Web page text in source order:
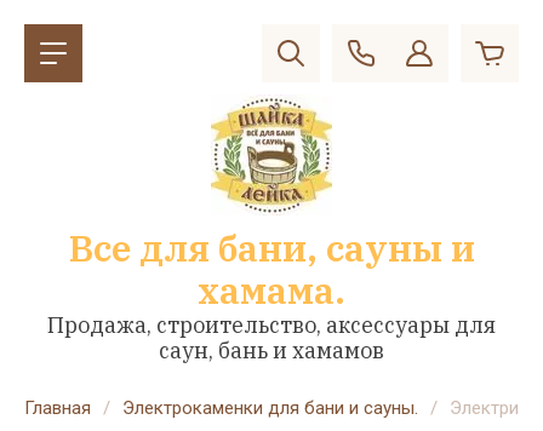
Все для бани, сауны и
хамама.
Продажа, строительство, аксессуары для
саун, бань и хамамов
Главная / Электрокаменки для бани и сауны. /